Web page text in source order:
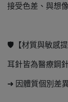
接受色差、與想
🛡️【材質與敏感提
耳針皆為醫療鋼
➜ 因體質個別差